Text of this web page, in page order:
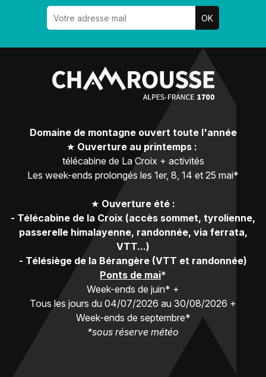
Domaine de montagne ouvert toute l'année
★ Ouverture au printemps :
télécabine de La Croix + activités
Les week-ends prolongés les 1er, 8, 14 et 25 mai*
★ Ouverture été :
- Télécabine de la Croix (accès sommet, tyrolienne,
passerelle himalayenne, randonnée, via ferrata,
VTT...)
- Télésiège de la Bérangère (VTT et randonnée)
Ponts de mai*
Week-ends de juin* +
Tous les jours du 04/07/2026 au 30/08/2026 +
Week-ends de septembre*
*sous réserve météo